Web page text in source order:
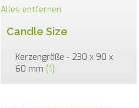
Alles entfernen
Candle Size
Kerzengröße - 230 x 90 x
60 mm (1)